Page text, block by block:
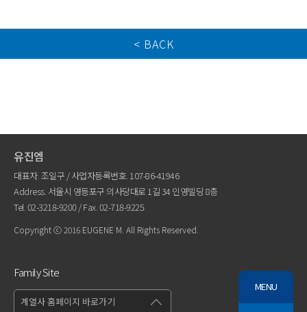
MENU
< BACK
유진엠
대표자. 조일구 / 사업자등록번호. 107-86-41946
Address. 서울시 영등포구 의사당대로 1길 34 인영빌딩 8층
Tel.02-3218-9200/ Fax. 02-718-9225
Copyright ⓒ 2016 EUGENE M. All Rights Reserved.
Family Site